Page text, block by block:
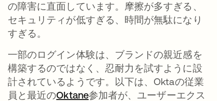
の障害に直面しています。摩擦が多すぎる、
セキュリティが低すぎる、時間が無駄になり
すぎる。
一部のログイン体験は、ブランドの親近感を
構築するのではなく、忍耐力を試すように設
計されているようです。以下は、Oktaの従業
員と最近のOktane参加者が、ユーザーエクス